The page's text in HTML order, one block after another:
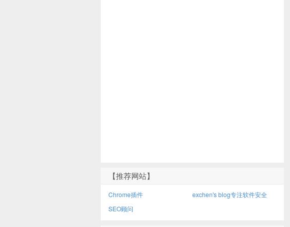
【推荐网站】
Chrome插件
exchen's blog专注软件安全
SEO顾问